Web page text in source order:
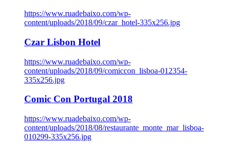
https://www.ruadebaixo.com/wp-
content/uploads/2018/09/czar_hotel-335x256.jpg
Czar Lisbon Hotel
https://www.ruadebaixo.com/wp-
content/uploads/2018/09/comiccon_lisboa-012354-
335x256.jpg
Comic Con Portugal 2018
https://www.ruadebaixo.com/wp-
content/uploads/2018/08/restaurante_monte_mar_lisboa-
010299-335x256.jpg